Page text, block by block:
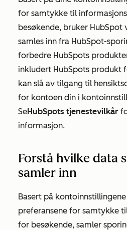
for samtykke til
besøkende, bruker HubSpot
samles inn fra HubSpot-
forbedre HubSpots
inkludert HubSpots produkt
kan slå av tilgang til
for kontoen din i
SeHubSpots tjenestevilkår
informasjon.
Forstå hvilke data
samler inn
Basert på
preferansene for samtykke
for besøkende, samler